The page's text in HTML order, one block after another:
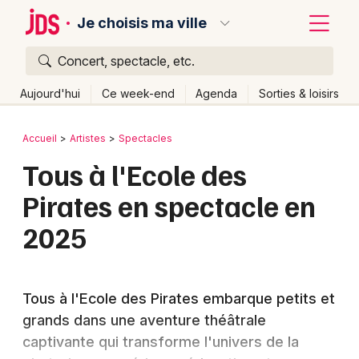
Je choisis ma ville
Concert, spectacle, etc.
Aujourd'hui Ce week-end Agenda Sorties & loisirs
Publier un événement
Grands événements
Manifestations
Foires & salons
Bordeaux
Colmar
Lille
Marseille
Mulhouse
Retour
Accueil Artistes Spectacles
Tous à l'Ecole des
Pirates en spectacle en
2025
Tous à l'Ecole des Pirates embarque petits et
grands dans une aventure théâtrale
captivante qui transforme l'univers de la
Quoi ?
Où ?
Quand ?
Aujourd'hui
Demain Ce week-end Autre